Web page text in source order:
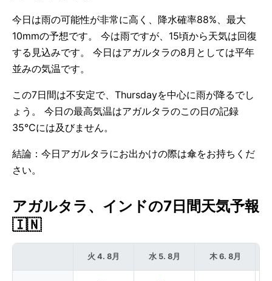
今日は雨の可能性が非常に高く、降水確率88%、最大
10mmの予想です。 今は雨ですが、15頃から天気は回復
する見込みです。 今日はアガルタラの8月としては平年
並みの気温です。
この7日間は不安定で、Thursdayを中心に雨が降るでし
ょう。 今日の最高気温はアガルタラのこの日の記録
35°Cには及びません。
結論：今日アガルタラにお出かけの際は傘をお持ちくだ
さい。
アガルタラ、インドの7日間天気予報
🇮🇳
火 4. 8月 水 5. 8月 木 6. 8月